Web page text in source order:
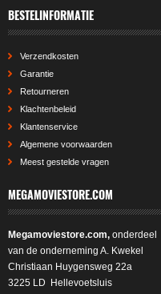
BESTELINFORMATIE
Verzendkosten
Garantie
Retourneren
Klachtenbeleid
Klantenservice
Algemene voorwaarden
Meest gestelde vragen
MEGAMOVIESTORE.COM
Megamoviestore.com, onderdeel
van de onderneming A. Kwekel
Christiaan Huygensweg 22a
3225 LD Hellevoetsluis